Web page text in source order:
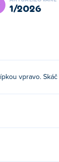
1/2026
vpravo.